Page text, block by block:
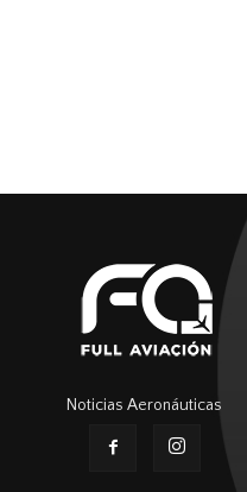
Noticias Aeronáuticas